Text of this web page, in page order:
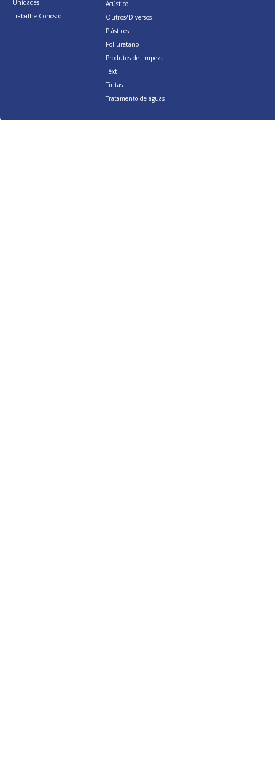
Unidades
Trabalhe Conosco
Acústico
Outros/Diversos
Plásticos
Poliuretano
Produtos de limpeza
Têxtil
Tintas
Tratamento de águas